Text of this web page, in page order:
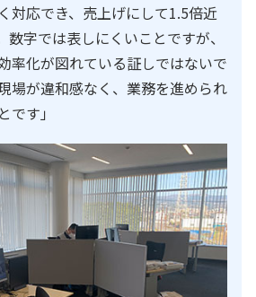
対応でき、売上げにして1.5倍近
数字では表しにくいことですが、
率化が図れている証しではないで
場が違和感なく、業務を進められ
です」